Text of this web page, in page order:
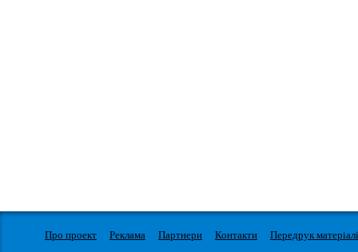
Про проект Реклама Партнери Контакти
Передрук